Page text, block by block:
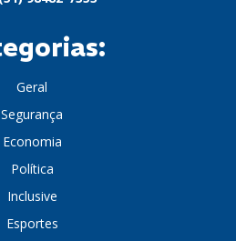
Geral
Segurança
Economia
Política
Inclusive
Esportes